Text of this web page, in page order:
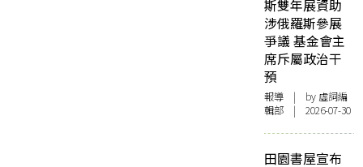
斯雙年展資助
涉俄羅斯參展
爭議 基金會主
席斥屬政治干
預
報導 | by 虛詞編
輯部 | 2026-07-30
田園書屋宣布